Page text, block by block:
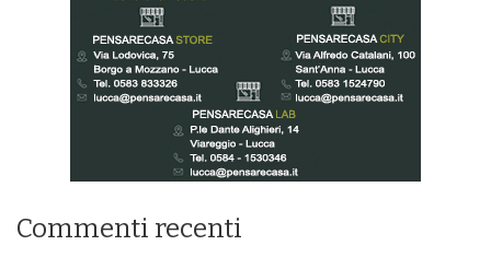
Commenti recenti